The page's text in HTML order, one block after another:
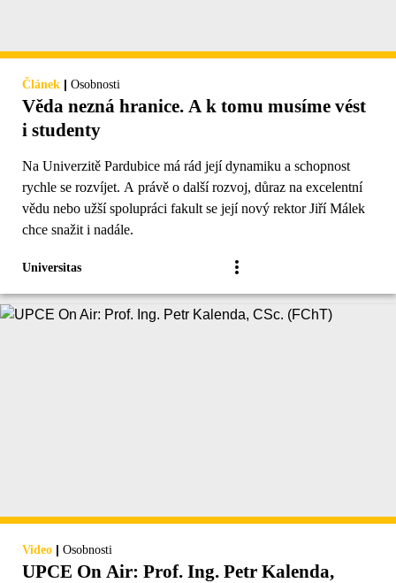
Článek | Osobnosti
Věda nezná hranice. A k tomu musíme vést
i studenty
Na Univerzitě Pardubice má rád její dynamiku a schopnost
rychle se rozvíjet. A právě o další rozvoj, důraz na excelentní
vědu nebo užší spolupráci fakult se její nový rektor Jiří Málek
chce snažit i nadále.
Universitas
Video | Osobnosti
UPCE On Air: Prof. Ing. Petr Kalenda,